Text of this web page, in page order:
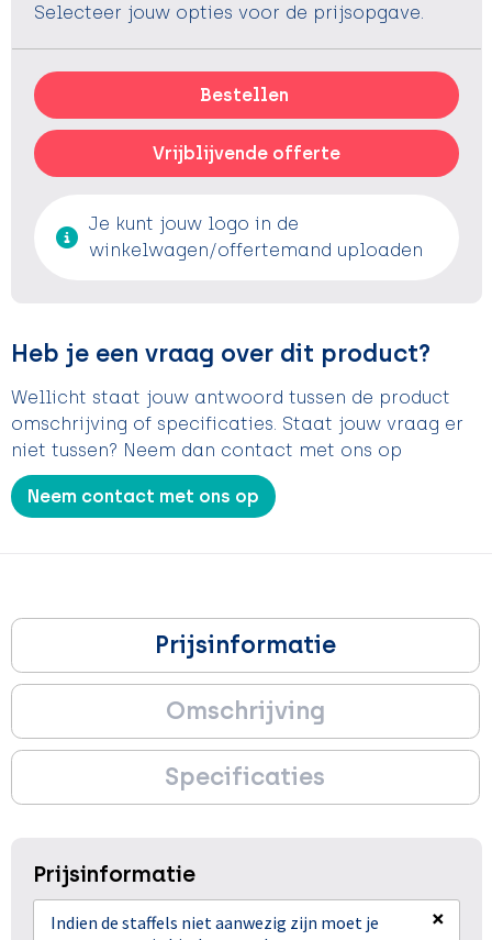
Selecteer jouw opties voor de prijsopgave.
Bestellen
Vrijblijvende offerte
Je kunt jouw logo in de
winkelwagen/offertemand uploaden
Heb je een vraag over dit product?
Wellicht staat jouw antwoord tussen de product
omschrijving of specificaties. Staat jouw vraag er
niet tussen? Neem dan contact met ons op
Neem contact met ons op
Prijsinformatie
Omschrijving
Specificaties
Prijsinformatie
Indien de staffels niet aanwezig zijn moet je
×